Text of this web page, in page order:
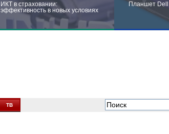
ИКТ в страховании:
эффективность в новых условиях
Планшет Dell
новых условиях
ТВ